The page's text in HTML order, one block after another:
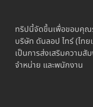
ทริปนี้จัดขึ้นเพื่อขอบคุ
บริษัท ดันลอป ไทร์ (ไท
เป็นการส่งเสริมความสั
จำหน่าย และพนักงาน